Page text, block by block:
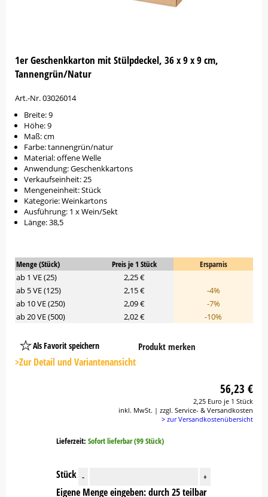
1er Geschenkkarton mit Stülpdeckel, 36 x 9 x 9 cm,
Tannengrün/Natur
Art.-Nr. 03026014
Breite: 9
Höhe: 9
Maß: cm
Farbe: tannengrün/natur
Material: offene Welle
Anwendung: Geschenkkartons
Verkaufseinheit: 25
Mengeneinheit: Stück
Kategorie: Weinkartons
Ausführung: 1 x Wein/Sekt
Länge: 38,5
Menge (Stück) Preis je 1 Stück
Ersparnis
ab 1 VE (25)
2,25 €
ab 5 VE (125)
2,15 €
-4%
ab 10 VE (250)
2,09 €
-7%
ab 20 VE (500)
2,02 € -10%
Als Favorit speichern
Platzhalter
Button
Produkt merken
>Zur Detail und Variantenansicht
56,23 €
2,25 Euro je 1 Stück
inkl. MwSt. | zzgl. Service- & Versandkosten
> zur Versandkostenübersicht
Lieferzeit: Sofort lieferbar (99 Stück)
Stück - +
Eigene Menge eingeben: durch 25 teilbar